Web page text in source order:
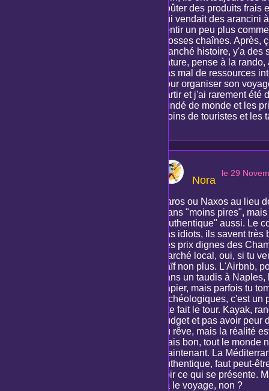
goûter des produits
qui vendait des arancini
sentir un peu plus
grosses chaînes.
branché histoire, y'a
nature, pense à la
pas mal de ressources
pour organiser son
partir et j'ai rarement
blindé de monde et les
moins de touristes et
Nora
le 29
Paros ou Naxos au lieu
plans "moins pires",
"authentique" aussi. Le
pas idiots, ils savent
des prix dignes des
marché local, oui, si tu
naïf non plus. L'Airbnb,
dans un taudis à
papier, mais parfois tu
archéologiques, c'est
vite fait le tour. Kayak,
budget et pas avoir
du rêve, mais la réalité
Mais bon, tout le
maintenant. La
authentique, faut peut-
voir ce qui se présente.
ça le voyage, non ?